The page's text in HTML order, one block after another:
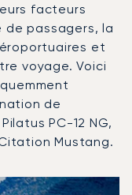
facteurs
de passagers, la
et
voyage. Voici
de
PC-12 NG,
Mustang.
Sièges